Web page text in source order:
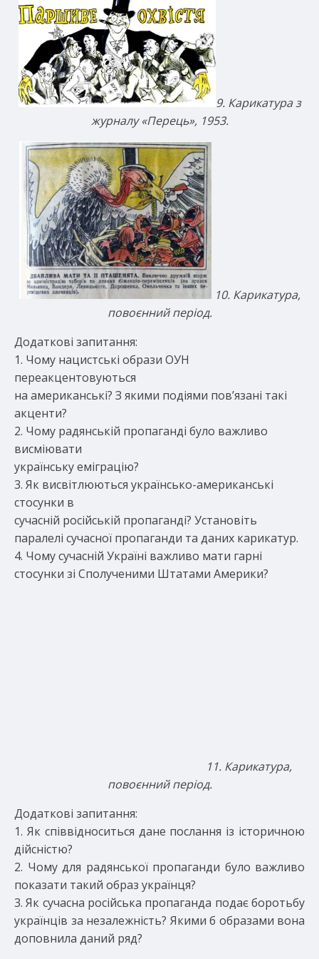
9. Карикатура з
журналу «Перець», 1953.
10. Карикатура,
повоєнний період.
Додаткові запитання:
1. Чому нацистські образи ОУН
переакцентовуються
на американські? З якими подіями пов’язані такі
акценти?
2. Чому радянській пропаганді було важливо
висміювати
українську еміграцію?
3. Як висвітлюються українсько-американські
стосунки в
сучасній російській пропаганді? Установіть
паралелі сучасної пропаганди та даних карикатур.
4. Чому сучасній Україні важливо мати гарні
стосунки зі Сполученими Штатами Америки?
11. Карикатура,
повоєнний період.
Додаткові запитання:
1. Як співвідноситься дане послання із історичною
дійсністю?
2. Чому для радянської пропаганди було важливо
показати такий образ українця?
3. Як сучасна російська пропаганда подає боротьбу
українців за незалежність? Якими б образами вона
доповнила даний ряд?